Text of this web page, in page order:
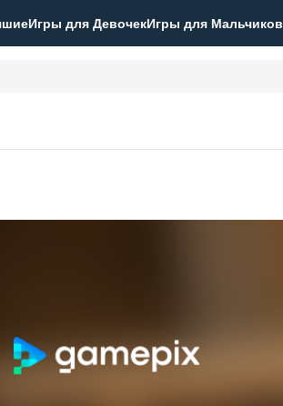
Игры для ДевочекИгры для Мальчиков